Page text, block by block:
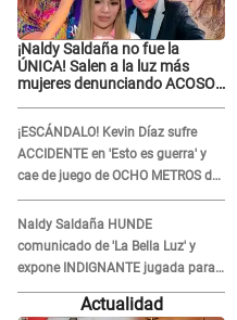
¡Naldy Saldaña no fue la
ÚNICA! Salen a la luz más
mujeres denunciando ACOSO
¡ESCÁNDALO! Kevin Díaz sufre
ACCIDENTE en 'Esto es guerra' y
cae de juego de OCHO METROS de
altura: "La colchoneta se rompe..."
Naldy Saldaña HUNDE
comunicado de 'La Bella Luz' y
expone INDIGNANTE jugada para
DEFENDER a director: "Que he
tenido algo..."Actualidad